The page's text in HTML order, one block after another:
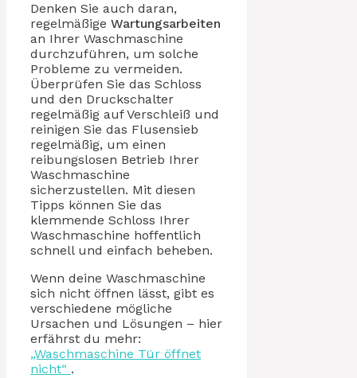
Denken Sie auch daran,
regelmäßige Wartungsarbeiten
an Ihrer Waschmaschine
durchzuführen, um solche
Probleme zu vermeiden.
Überprüfen Sie das Schloss
und den Druckschalter
regelmäßig auf Verschleiß und
reinigen Sie das Flusensieb
regelmäßig, um einen
reibungslosen Betrieb Ihrer
Waschmaschine
sicherzustellen. Mit diesen
Tipps können Sie das
klemmende Schloss Ihrer
Waschmaschine hoffentlich
schnell und einfach beheben.
Wenn deine Waschmaschine
sich nicht öffnen lässt, gibt es
verschiedene mögliche
Ursachen und Lösungen – hier
erfährst du mehr:
„Waschmaschine Tür öffnet
nicht“ .